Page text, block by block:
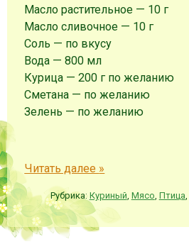
Масло растительное — 10 г
Масло сливочное — 10 г
Соль — по вкусу
Вода —800 мл
Курица —200 г по желанию
Сметана — по желанию
Зелень — по желанию
Читать далее »
Рубрика: Куриный, Мясо, Птица,